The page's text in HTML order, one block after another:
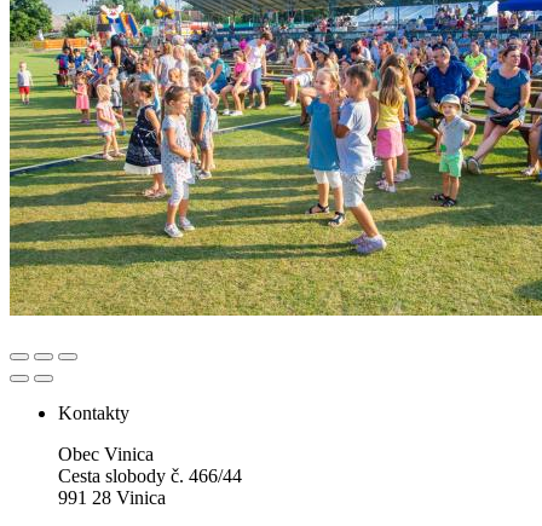
Kontakty
Obec Vinica
Cesta slobody č. 466/44
991 28 Vinica